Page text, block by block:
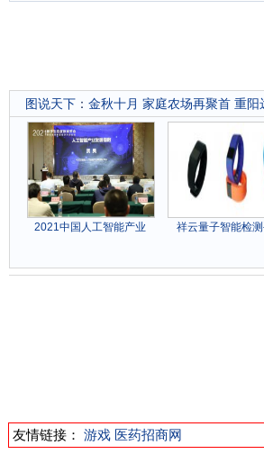
图说天下 ： 金秋十月 家庭农场再聚首 重
2021中国人工智能产业 祥云量子智能检
友情链接： 游戏 医药招商网